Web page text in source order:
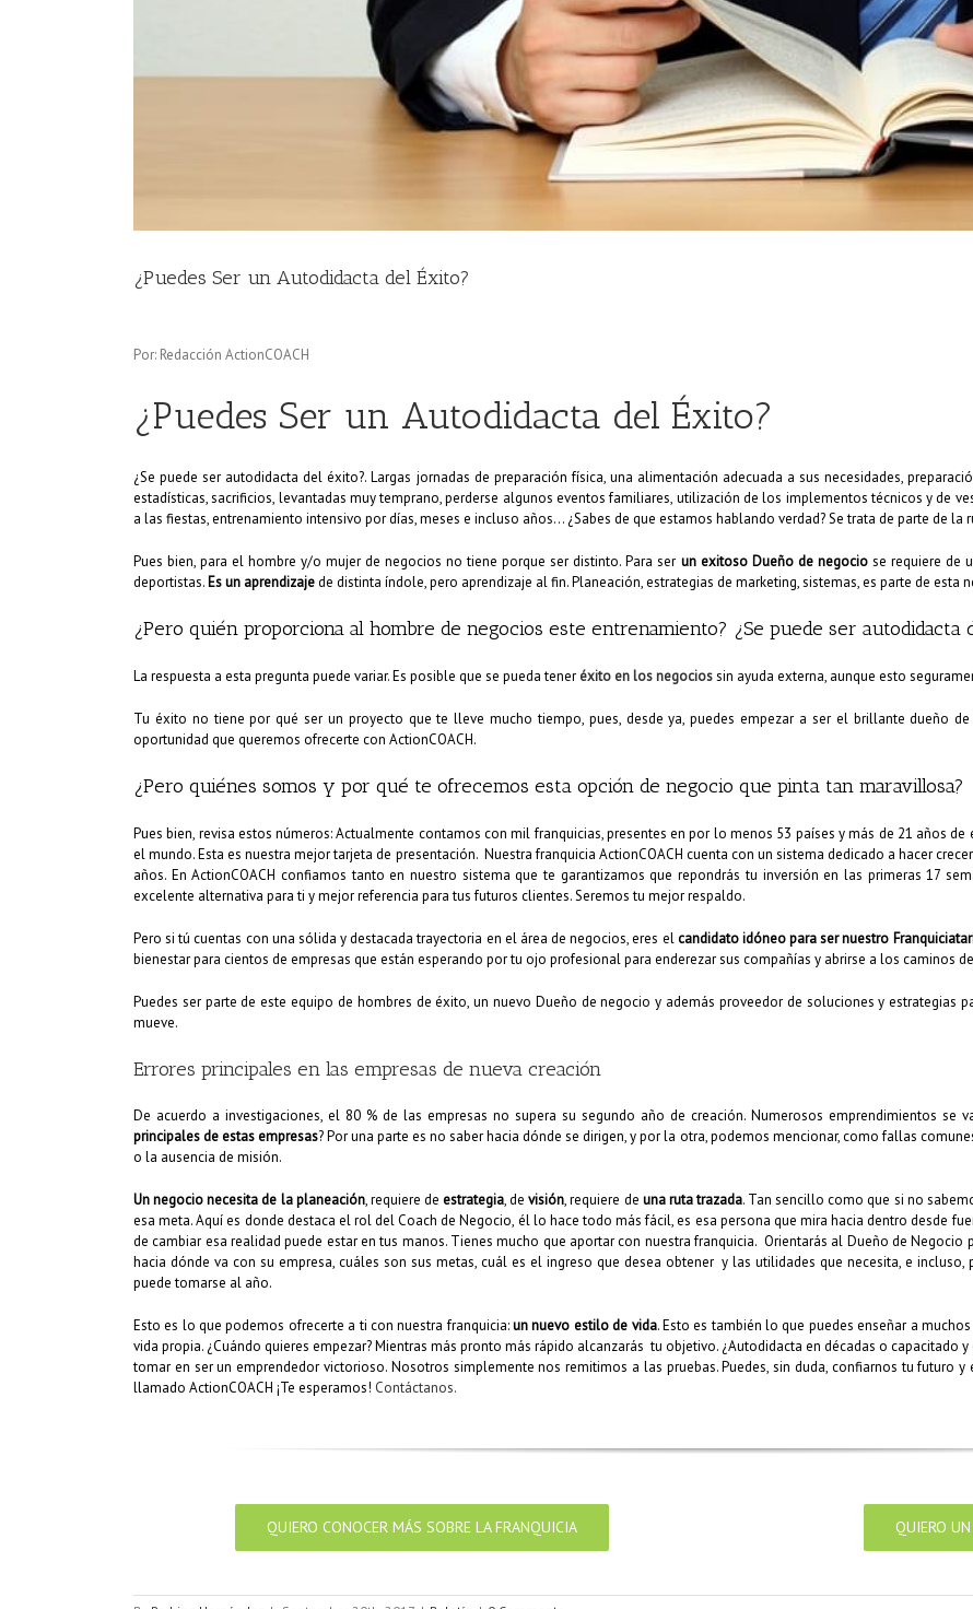
¿Puedes Ser un Autodidacta del Éxito?
Por: Redacción ActionCOACH
¿Puedes Ser un Autodidacta del Éxito?
¿Se puede ser autodidacta del éxito?. Largas jornadas de preparación física, una alimentación adecuada a sus necesidades,
estadísticas, sacrificios, levantadas muy temprano, perderse algunos eventos familiares, utilización de los implementos técnicos y de
a las fiestas, entrenamiento intensivo por días, meses e incluso años… ¿Sabes de que estamos hablando verdad? Se trata de parte de la
Pues bien, para el hombre y/o mujer de negocios no tiene porque ser distinto. Para ser un exitoso Dueño de negociose requiere de
deportistas. Es un aprendizajede distinta índole, pero aprendizaje al fin. Planeación, estrategias de marketing, sistemas, es parte de esta
¿Pero quién proporciona al hombre de negocios este entrenamiento? ¿Se puede ser autodidacta
La respuesta a esta pregunta puede variar. Es posible que se pueda tener éxito en los negociossin ayuda externa, aunque esto
Tu éxito no tiene por qué ser un proyecto que te lleve mucho tiempo, pues, desde ya, puedes empezar a ser el brillante dueño
oportunidad que queremos ofrecerte con ActionCOACH.
¿Pero quiénes somos y por qué te ofrecemos esta opción de negocio que pinta tan maravillosa?
Pues bien, revisa estos números: Actualmente contamos con mil franquicias, presentes en por lo menos 53 países y más de 21 años
el mundo. Esta es nuestra mejor tarjeta de presentación. Nuestra franquicia ActionCOACH cuenta con un sistema dedicado a hacer
años. En ActionCOACH confiamos tanto en nuestro sistema que te garantizamos que repondrás tu inversión en las primeras 17
excelente alternativa para ti y mejor referencia para tus futuros clientes. Seremos tu mejor respaldo.
Pero si tú cuentas con una sólida y destacada trayectoria en el área de negocios, eres el candidato idóneo para ser nuestro
bienestar para cientos de empresas que están esperando por tu ojo profesional para enderezar sus compañías y abrirse a los caminos
Puedes ser parte de este equipo de hombres de éxito, un nuevo Dueño de negocio y además proveedor de soluciones y estrategias
mueve.
Errores principales en las empresas de nueva creación
De acuerdo a investigaciones, el 80 % de las empresas no supera su segundo año de creación. Numerosos emprendimientos se
principales de estas empresas? Por una parte es no saber hacia dónde se dirigen, y por la otra, podemos mencionar, como fallas
o la ausencia de misión.
Un negocio necesita de la planeación, requiere de estrategia, devisión, requiere de una ruta trazada. Tan sencillo como que si no
esa meta. Aquí es donde destaca el rol del Coach de Negocio, él lo hace todo más fácil, es esa persona que mira hacia dentro desde
de cambiar esa realidad puede estar en tus manos. Tienes mucho que aportar con nuestra franquicia. Orientarás al Dueño de Negocio
hacia dónde va con su empresa, cuáles son sus metas, cuál es el ingreso que desea obtener y las utilidades que necesita, e
puede tomarse al año.
Esto es lo que podemos ofrecerte a ti con nuestra franquicia:un nuevo estilo de vida. Esto es también lo que puedes enseñar a
vida propia. ¿Cuándo quieres empezar? Mientras más pronto más rápido alcanzarás tu objetivo. ¿Autodidacta en décadas o capacitado
tomar en ser un emprendedor victorioso. Nosotros simplemente nos remitimos a las pruebas. Puedes, sin duda, confiarnos tu futuro
llamado ActionCOACH ¡Te esperamos! Contáctanos.
QUIERO CONOCER MÁS SOBRE LA FRANQUICIA QUIERO